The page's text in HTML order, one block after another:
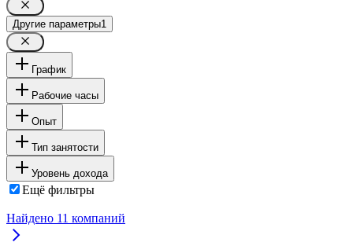
Другие параметры1
График
Рабочие часы
Опыт
Тип занятости
Уровень дохода
Ещё фильтры
Найдено 11 компаний